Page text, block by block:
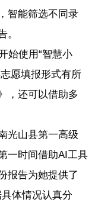
智能筛选不同录
。
始使用“智慧小
愿填报形式有所
，还可以借助多
光山县第一高级
一时间借助AI工具
报告为她提供了
体情况认真分